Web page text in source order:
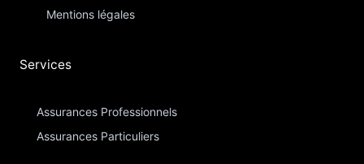
Mentions légales
Services
Assurances Professionnels
Assurances Particuliers​